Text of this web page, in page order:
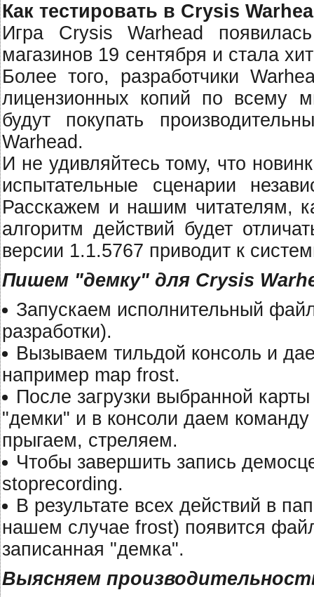
Как тестировать в Crysis
Игра Crysis Warhead
магазинов 19 сентября и стала
Более того, разработчики
лицензионных копий по всему
будут покупать
Warhead.
И не удивляйтесь тому, что
испытательные сценарии
Расскажем и нашим читателям,
алгоритм действий будет
версии 1.1.5767 приводит к
Пишем "демку" для Crysis
Запускаем исполнительный
разработки).
Вызываем тильдой консоль и
например map frost.
После загрузки выбранной
"демки" и в консоли даем
прыгаем, стреляем.
Чтобы завершить запись
stoprecording.
В результате всех действий в
нашем случае frost) появится
записанная "демка".
Выясняем